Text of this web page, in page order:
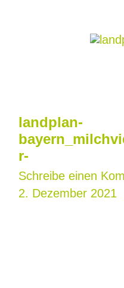
landplan-
r-
Schreibe einen
2. Dezember 2021